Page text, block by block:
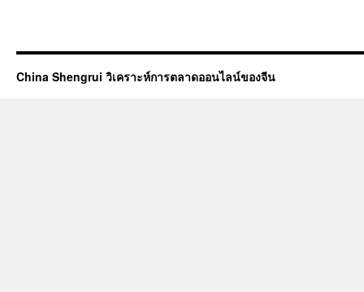
China Shengrui วิเคราะห์การตลาดออนไลน์ของจีน